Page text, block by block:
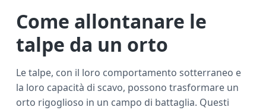
Come allontanare le
talpe da un orto
Le talpe, con il loro comportamento sotterraneo e
la loro capacità di scavo, possono trasformare un
orto rigoglioso in un campo di battaglia. Questi